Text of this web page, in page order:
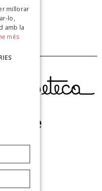
millorar
lo,
amb la
més